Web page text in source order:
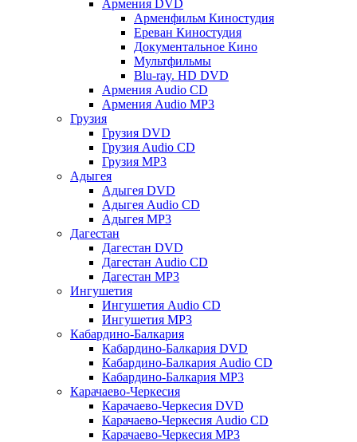
Армения DVD
Арменфильм Киностудия
Ереван Киностудия
Документальное Кино
Мультфильмы
Blu-ray. HD DVD
Армения Audio CD
Армения Audio MP3
Грузия
Грузия DVD
Грузия Audio CD
Грузия MP3
Адыгея
Адыгея DVD
Адыгея Audio CD
Адыгея MP3
Дагестан
Дагестан DVD
Дагестан Audio CD
Дагестан MP3
Ингушетия
Ингушетия Audio CD
Ингушетия MP3
Кабардино-Балкария
Кабардино-Балкария DVD
Кабардино-Балкария Audio CD
Кабардино-Балкария MP3
Карачаево-Черкесия
Карачаево-Черкесия DVD
Карачаево-Черкесия Audio CD
Карачаево-Черкесия MP3